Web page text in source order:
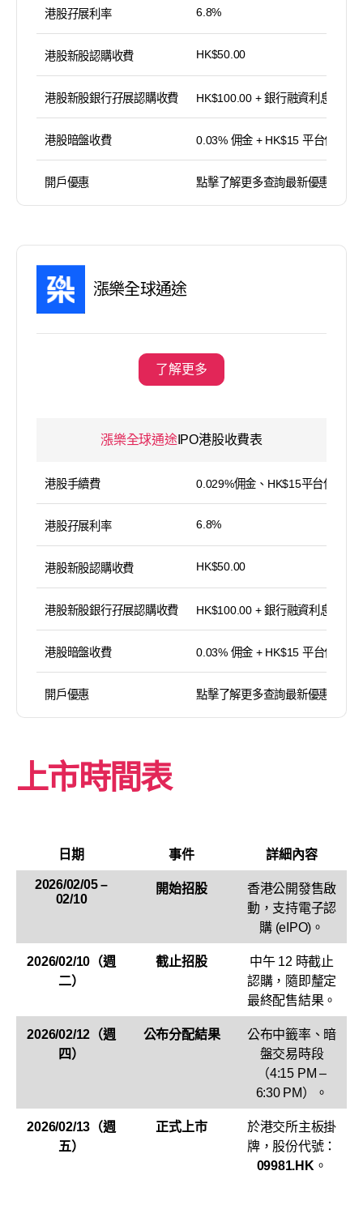
港股孖展利率 6.8%
港股新股認購收費 HK$50.00
港股新股銀行孖展認購收費 HK$100.00 + 銀行融資利息
港股暗盤收費 0.03% 佣金 + HK$15 平台使用費
開戶優惠 點擊了解更多查詢最新優惠
漲樂全球通途
了解更多
漲樂全球通途IPO港股收費表
港股手續費 0.029%佣金、HK$15平台使用費
港股孖展利率 6.8%
港股新股認購收費 HK$50.00
港股新股銀行孖展認購收費 HK$100.00 + 銀行融資利息
港股暗盤收費 0.03% 佣金 + HK$15 平台使用費
開戶優惠 點擊了解更多查詢最新優惠
上市時間表
日期 事件 詳細內容
2026/02/05 –
02/10
開始招股
香港公開發售啟
動，支持電子認
購 (eIPO)。
2026/02/10（週
二）
截止招股
中午 12 時截止
認購，隨即釐定
最終配售結果。
2026/02/12（週
四）
公布分配結果
公布中籤率、暗
盤交易時段
（4:15 PM –
6:30 PM）。
2026/02/13（週
五）
正式上市
於港交所主板掛
牌，股份代號：
09981.HK 。